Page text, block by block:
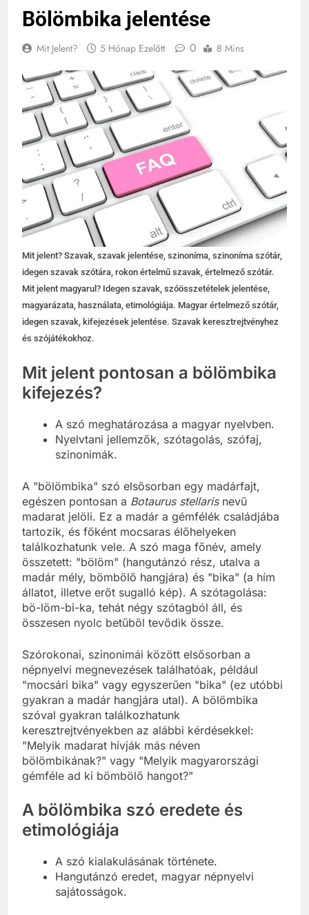
Bölömbika jelentése
Mit Jelent? 5 Hónap Ezelőtt 0 8 Mins
Mit jelent? Szavak, szavak jelentése, szinoníma, szinoníma szótár,
idegen szavak szótára, rokon értelmű szavak, értelmező szótár.
Mit jelent magyarul? Idegen szavak, szóösszetételek jelentése,
magyarázata, használata, etimológiája. Magyar értelmező szótár,
idegen szavak, kifejezések jelentése. Szavak keresztrejtvényhez
és szójátékokhoz.
Mit jelent pontosan a bölömbika
kifejezés?
A szó meghatározása a magyar nyelvben.
Nyelvtani jellemzők, szótagolás, szófaj,
szinonimák.
A "bölömbika" szó elsősorban egy madárfajt,
egészen pontosan a Botaurus stellarisnevű
madarat jelöli. Ez a madár a gémfélék családjába
tartozik, és főként mocsaras élőhelyeken
találkozhatunk vele. A szó maga főnév, amely
összetett: "bölöm" (hangutánzó rész, utalva a
madár mély, bömbölő hangjára) és "bika" (a hím
állatot, illetve erőt sugalló kép). A szótagolása:
bö-löm-bi-ka, tehát négy szótagból áll, és
összesen nyolc betűből tevődik össze.
Szórokonai, szinonimái között elsősorban a
népnyelvi megnevezések találhatóak, például
"mocsári bika" vagy egyszerűen "bika" (ez utóbbi
gyakran a madár hangjára utal). A bölömbika
szóval gyakran találkozhatunk
keresztrejtvényekben az alábbi kérdésekkel:
"Melyik madarat hívják más néven
bölömbikának?" vagy "Melyik magyarországi
gémféle ad ki bömbölő hangot?"
A bölömbika szó eredete és
etimológiája
A szó kialakulásának története.
Hangutánzó eredet, magyar népnyelvi
sajátosságok.